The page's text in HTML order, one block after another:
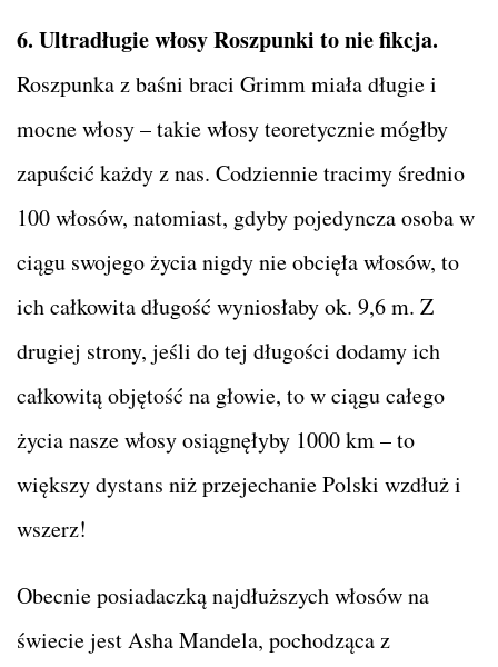
6. Ultradługie włosy Roszpunki to nie fikcja.
Roszpunka z baśni braci Grimm miała długie i
mocne włosy – takie włosy teoretycznie mógłby
zapuścić każdy z nas. Codziennie tracimy średnio
100 włosów, natomiast, gdyby pojedyncza osoba w
ciągu swojego życia nigdy nie obcięła włosów, to
ich całkowita długość wyniosłaby ok. 9,6 m. Z
drugiej strony, jeśli do tej długości dodamy ich
całkowitą objętość na głowie, to w ciągu całego
życia nasze włosy osiągnęłyby 1000 km – to
większy dystans niż przejechanie Polski wzdłuż i
wszerz!
Obecnie posiadaczką najdłuższych włosów na
świecie jest Asha Mandela, pochodząca z